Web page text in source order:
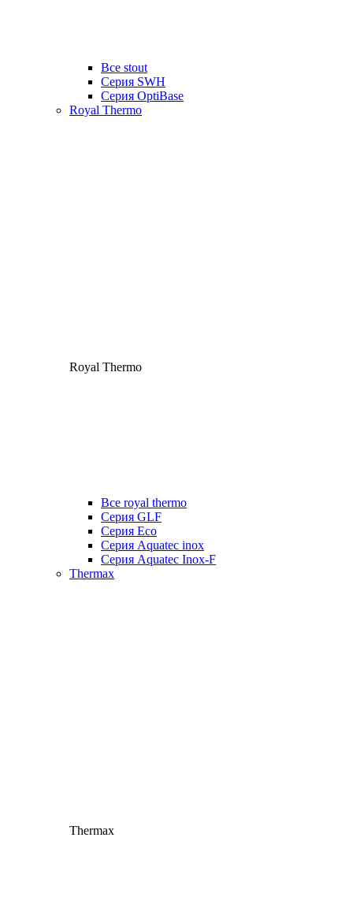
Все stout
Серия SWH
Cерия OptiBase
Royal Thermo
Royal Thermo
Все royal thermo
Серия GLF
Серия Eco
Серия Aquatec inox
Серия Aquatec Inox-F
Thermax
Thermax